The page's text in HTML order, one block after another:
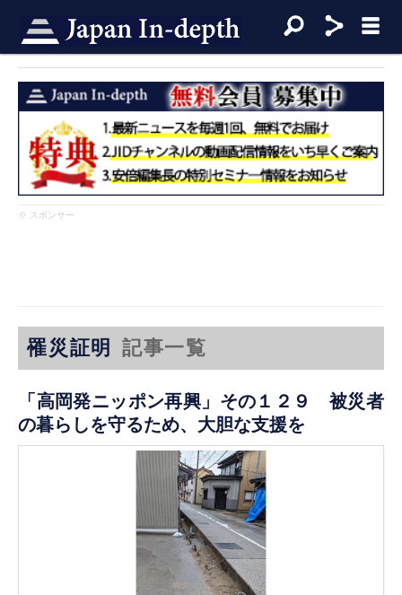
※ スポンサー
罹災証明 記事一覧
「高岡発ニッポン再興」その１２９ 被災者
の暮らしを守るため、大胆な支援を